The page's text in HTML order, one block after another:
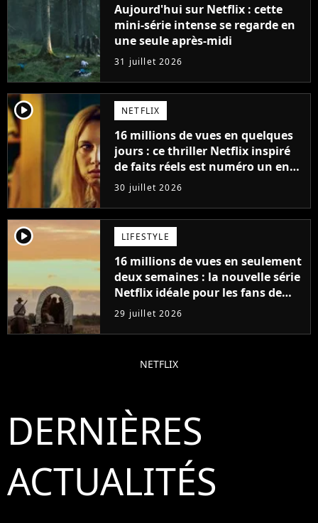
Aujourd'hui sur Netflix : cette
mini-série intense se regarde en
une seule après-midi
31 juillet 2026
player2 NETFLIX
16 millions de vues en quelques
jours : ce thriller Netflix inspiré
de faits réels est numéro un en
France
30 juillet 2026
player2 LIFESTYLE
16 millions de vues en seulement
deux semaines : la nouvelle série
Netflix idéale pour les fans de
Yellowstone
29 juillet 2026
NETFLIX
DERNIÈRES
ACTUALITÉS